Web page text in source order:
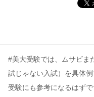
#美大受験では、ムサビま
試じゃない入試）を具体
受験にも参考になるはずで
コンテンツ
このサイトについて